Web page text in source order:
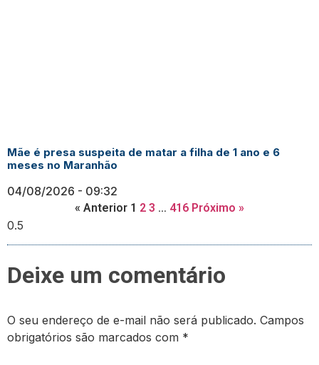
Mãe é presa suspeita de matar a filha de 1 ano e 6
meses no Maranhão
04/08/2026 09:32
« Anterior 1 2 3 … 416 Próximo »
Deixe um comentário
O seu endereço de e-mail não será publicado. Campos
obrigatórios são marcados com *